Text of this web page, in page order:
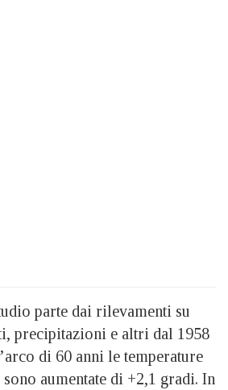
parte dai rilevamenti su
precipitazioni e altri dal 1958
di 60 anni le temperature
aumentate di +2,1 gradi. In